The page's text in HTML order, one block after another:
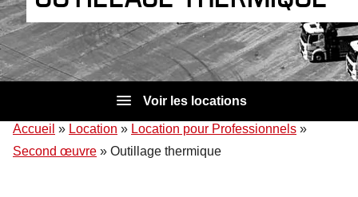
Voir les locations
Accueil » Location » Location pour Professionnels »
Second œuvre » Outillage thermique